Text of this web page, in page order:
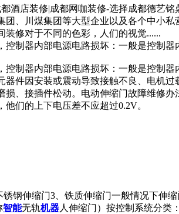
酒店装修|成都网咖装修-选择成都德艺
、川煤集团等大型企业以及各个中小
修对于不同的色彩，人们的视觉......
制器内部电源电路损坏：一般是控制
制器内部电源电路损坏：一般是控制
器件因安装或震动导致接触不良、电机
、接插件松动。电动伸缩门故障维修
他们的上下电压差不应超过0.2V。
钢伸缩门3、铁质伸缩门一般情况下伸
智能无轨机器人伸缩门）按控制系统分类